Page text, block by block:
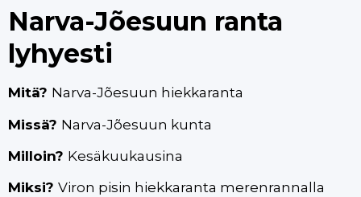
Narva-Jõesuun ranta
lyhyesti
Mitä? Narva-Jõesuun hiekkaranta
Missä? Narva-Jõesuun kunta
Milloin? Kesäkuukausina
Miksi? Viron pisin hiekkaranta merenrannalla